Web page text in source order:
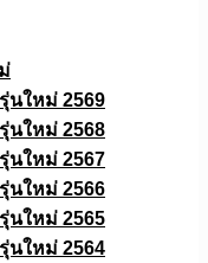
นใหม่ 2569
นใหม่ 2568
นใหม่ 2567
นใหม่ 2566
นใหม่ 2565
นใหม่ 2564